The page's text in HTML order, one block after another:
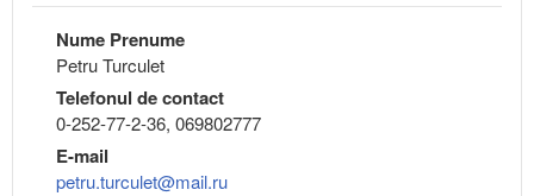
Nume Prenume
Petru Turculet
Telefonul de contact
0-252-77-2-36, 069802777
E-mail
petru.turculet@mail.ru